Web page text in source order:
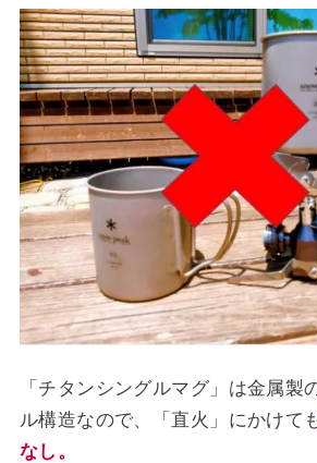
「チタンシングルマグ」は金属製
ル構造なので、「直火」にかけて
なし。